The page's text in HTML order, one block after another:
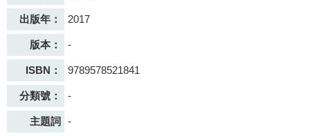
出版年： 2017
版本： -
ISBN： 9789578521841
分類號： -
主題詞 -